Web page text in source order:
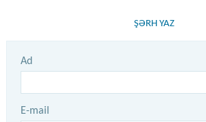
ŞƏRH YAZ
Ad
E-mail